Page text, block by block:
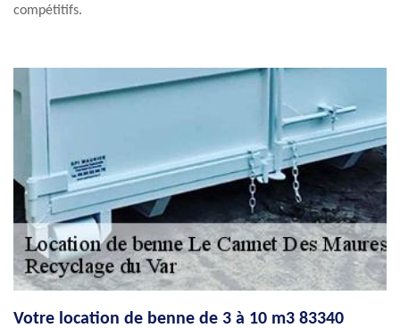
compétitifs.
Votre location de benne de 3 à 10 m3 83340